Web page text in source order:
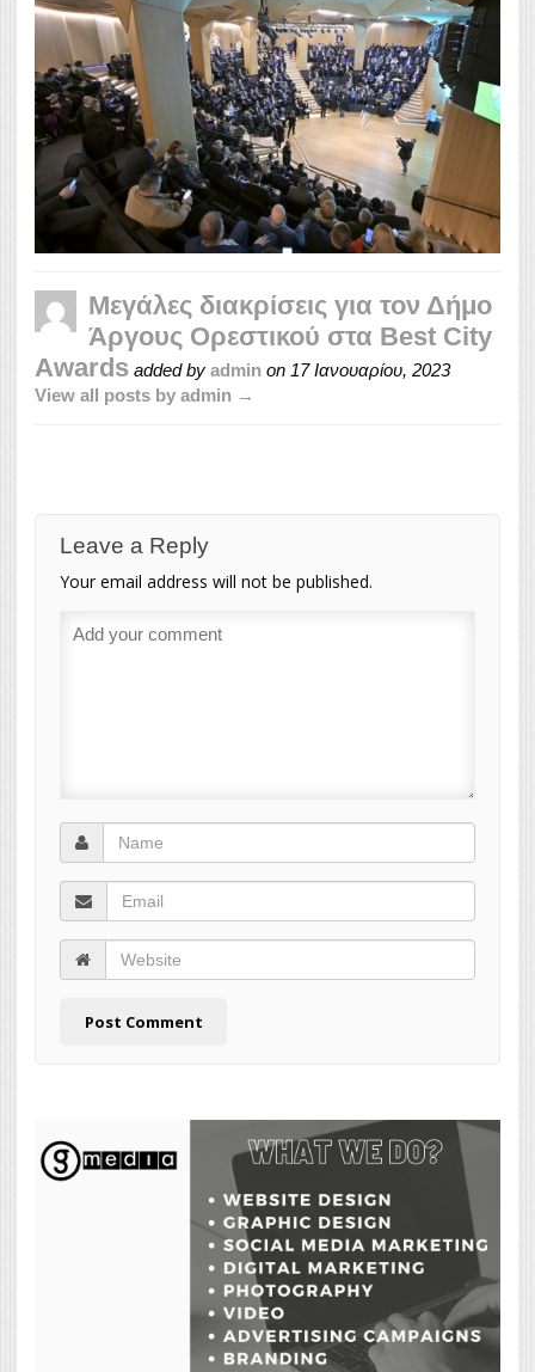
Μεγάλες διακρίσεις για τον Δήμο
Άργους Ορεστικού στα Best City
Awards added by admin on 17 Ιανουαρίου, 2023
View all posts by admin →
Leave a Reply
Your email address will not be published.